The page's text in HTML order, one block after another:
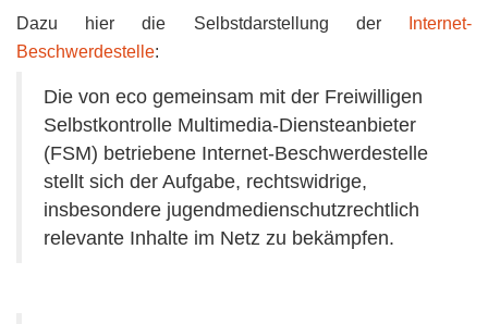
Dazu hier die Selbstdarstellung der
Internet-
Beschwerdestelle:
Die von eco gemeinsam mit der Freiwilligen
Selbstkontrolle Multimedia-Diensteanbieter
(FSM) betriebene Internet-Beschwerdestelle
stellt sich der Aufgabe, rechtswidrige,
insbesondere jugendmedienschutzrechtlich
relevante Inhalte im Netz zu bekämpfen.